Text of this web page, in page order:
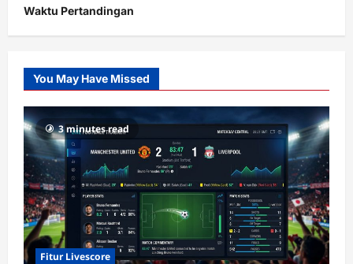
Waktu Pertandingan
Slot
Gacor
RTP
terupdate
You May Have Missed
3 minutes read
Fitur Livescore